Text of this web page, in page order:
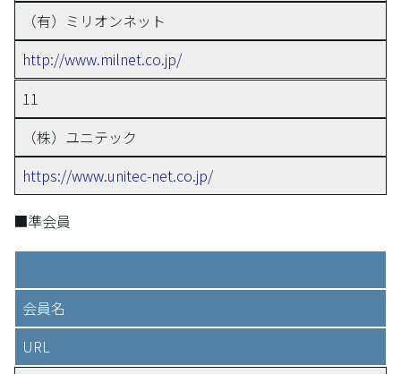
（有）ミリオンネット
http://www.milnet.co.jp/
11
（株）ユニテック
https://www.unitec-net.co.jp/
■準会員
会員名
URL